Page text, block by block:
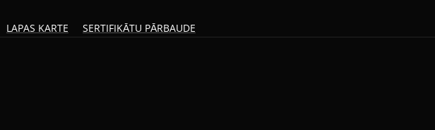
LAPAS KARTE SERTIFIKĀTU PĀRBAUDE